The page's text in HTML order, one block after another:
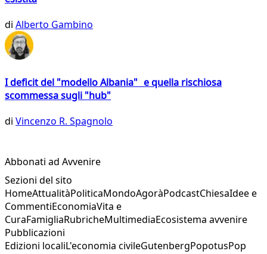
di Alberto Gambino
I deficit del "modello Albania" e quella rischiosa
scommessa sugli "hub"
di Vincenzo R. Spagnolo
Abbonati ad Avvenire
Sezioni del sito
HomeAttualitàPoliticaMondoAgoràPodcastChiesaIdee e
CommentiEconomiaVita e
CuraFamigliaRubricheMultimediaEcosistema avvenire
Pubblicazioni
Edizioni localiL'economia civileGutenbergPopotusPop